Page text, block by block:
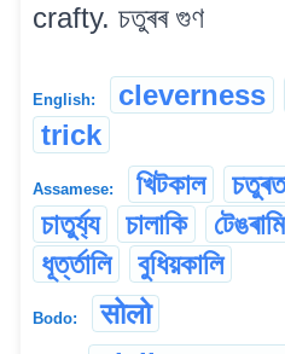
crafty. চতুৰৰ গুণ
English: cleverness
trick
Assamese: খিটকাল
চাতুৰ্য্য
চালাকি টেঙৰামি
ধূৰ্ত্তালি
বুধিয়কালি
Bodo:
सोलो